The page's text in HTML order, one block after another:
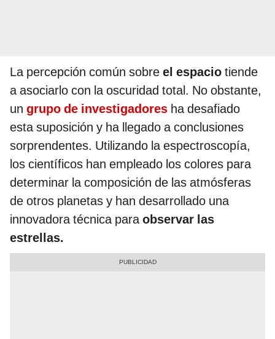
La percepción común sobre el espacio tiende
a asociarlo con la oscuridad total. No obstante,
un grupo de investigadores ha desafiado
esta suposición y ha llegado a conclusiones
sorprendentes. Utilizando la espectroscopía,
los científicos han empleado los colores para
determinar la composición de las atmósferas
de otros planetas y han desarrollado una
innovadora técnica paraobservar las
estrellas.